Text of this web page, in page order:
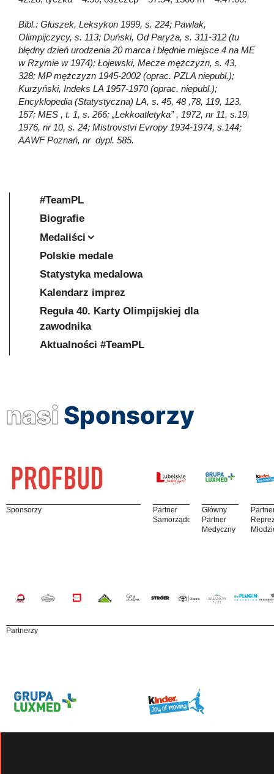
Bibl.: Głuszek, Leksykon 1999, s. 224; Pawlak,
Olimpijczycy, s. 113; Duński, Od Paryża, s. 311-312 (tu
błędny dzień urodzenia 20 marca i błędnie miejsce 4 na ME
w Rzymie w 1974); Łojewski, Mecze mężczyzn, s. 43,
328; MP mężczyzn 1945-2002 (oprac. PZLA niepubl.);
Kurzyński, Indeks LA 1957-1970 (oprac. niepubl.);
Encyklopedia (Statystyczna) LA, s. 45, 48 ,78, 119, 123,
157; MES , t. 1, s. 266; „Lekkoatletyka” , 1972, nr 11, s.19,
1976, nr 10, s. 24; Mistrovstvi Evropy 1934-1974, s.144;
AAWF Poznań, nr dypl. 585.
#TeamPL
Biografie
Medaliści
Polskie medale
Statystyka medalowa
Kalendarz imprez
Reguła 40. Karty Olimpijskiej dla
zawodnika
Aktualności #TeamPL
nasi Sponsorzy
Sponsorzy
Partner
Samorządowy
Główny
Partner
Medyczny
Partnerzy